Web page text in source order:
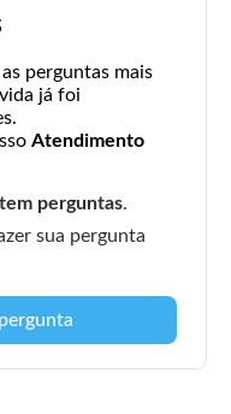
perguntas mais
já foi
Atendimento
perguntas.
sua pergunta